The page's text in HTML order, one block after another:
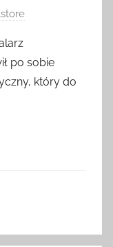
po sobie
który do